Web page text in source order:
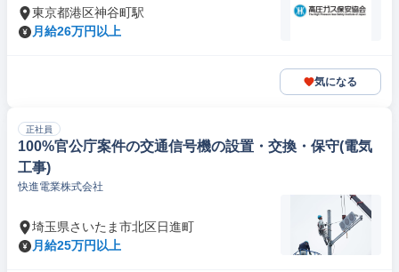
東京都港区神谷町駅
月給26万円以上
気になる
正社員
100%官公庁案件の交通信号機の設置・交換・保守(電気
工事)
快進電業株式会社
埼玉県さいたま市北区日進町
月給25万円以上